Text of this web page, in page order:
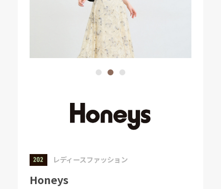
202 レディースファッション
Honeys